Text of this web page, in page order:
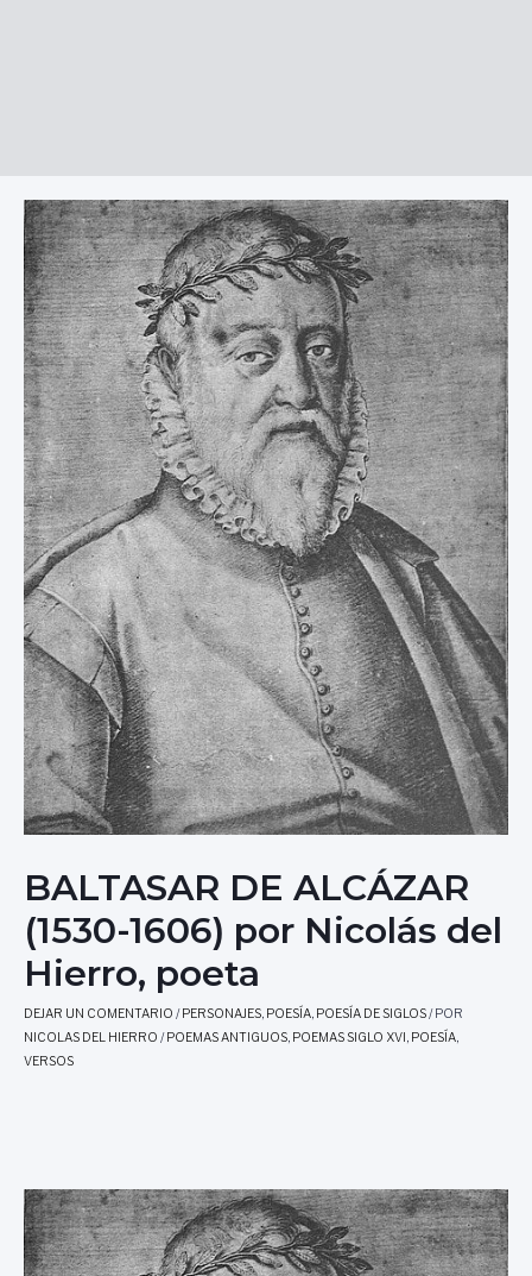
BALTASAR DE ALCÁZAR
(1530-1606) por Nicolás del
Hierro, poeta
DEJAR UN COMENTARIO /PERSONAJES, POESÍA, POESÍA DE SIGLOS/ POR
NICOLAS DEL HIERRO /POEMAS ANTIGUOS, POEMAS SIGLO XVI, POESÍA,
VERSOS